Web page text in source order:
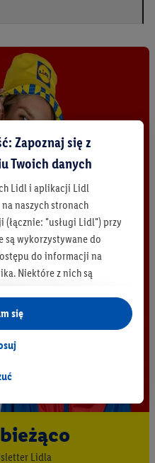
Lidla
Zapoznaj się z
Twoich danych
Lidl i aplikacji Lidl
naszych stronach
"usługi Lidl") przy
wykorzystywane do
do informacji na
Niektóre z nich są
przez partnerów (
współadministratorów
TCF łącznie
personalizacji reklam
własnych reklam i
wyświetlania treści
za pośrednictwem
się